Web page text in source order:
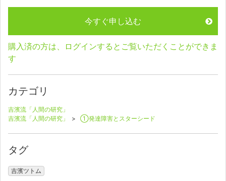
今すぐ申し込む
購入済の方は、ログインするとご覧いただくことができま
す
カテゴリ
吉濱流「人間の研究」
吉濱流「人間の研究」
> ①発達障害とスターシード
タグ
吉濱ツトム